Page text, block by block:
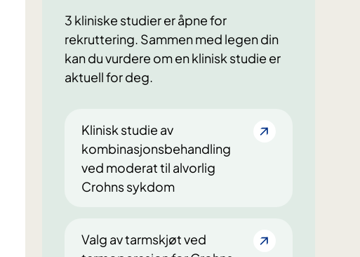
3 kliniske studier er åpne for
rekruttering. Sammen med legen din
kan du vurdere om en klinisk studie er
aktuell for deg.
Klinisk studie av
kombinasjonsbehandling
ved moderat til alvorlig
Crohns sykdom
Valg av tarmskjøt ved